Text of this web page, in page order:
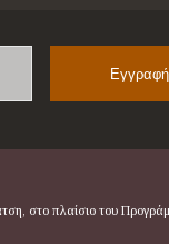
στο πλαίσιο του